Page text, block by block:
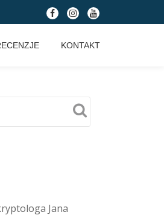
fa-
fa-
fa-
KONTAKT
Jana